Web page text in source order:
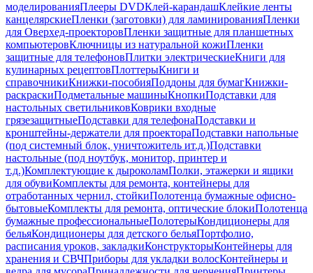
моделированияПлееры DVDКлей-карандашКлейкие ленты
канцелярскиеПленки (заготовки) для ламинированияПленки
для Оверхед-проекторовПленки защитные для планшетных
компьютеровКлючницы из натуральной кожиПленки
защитные для телефоновПлитки электрическиеКниги для
кулинарных рецептовПлоттерыКниги и
справочникиКнижки-пособияПоддоны для бумагКнижки-
раскраскиПодметальные машиныКнопкиПодставки для
настольных светильниковКоврики входные
грязезащитныеПодставки для телефонаПодставки и
кронштейны-держатели для проектораПодставки напольные
(под системный блок, уничтожитель ит.д.)Подставки
настольные (под ноутбук, монитор, принтер и
т.д.)Комплектующие к дыроколамПолки, этажерки и ящики
для обувиКомплекты для ремонта, контейнеры для
отработанных чернил, стойкиПолотенца бумажные офисно-
бытовыеКомплекты для ремонта, оптические блокиПолотенца
бумажные профессиональныеПолотерыКондиционеры для
бельяКондиционеры для детского бельяПортфолио,
расписания уроков, закладкиКонструкторыКонтейнеры для
хранения и СВЧПриборы для укладки волосКонтейнеры и